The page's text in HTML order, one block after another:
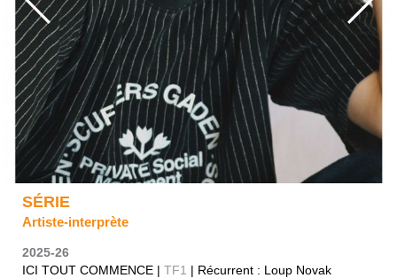
SÉRIE
Artiste-interprète
2025-26
ICI TOUT COMMENCE | TF1 | Récurrent : Loup Novak